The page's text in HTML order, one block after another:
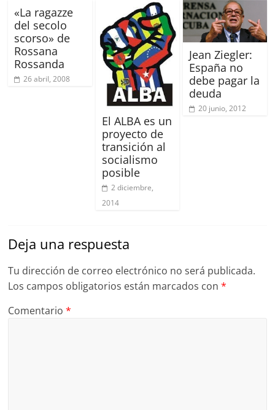
«La ragazze
del secolo
scorso» de
Rossana
Rossanda
26 abril, 2008
El ALBA es un
proyecto de
transición al
socialismo
posible
2 diciembre,
2014
Jean Ziegler:
España no
debe pagar la
deuda
20 junio, 2012
Deja una respuesta
Tu dirección de correo electrónico no será publicada.
Los campos obligatorios están marcados con*
Comentario*